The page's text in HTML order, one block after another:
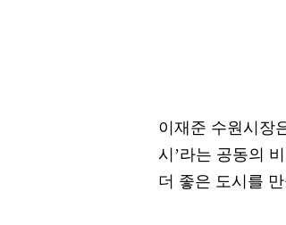
이재준 수원시장
시’라는 공동의
더 좋은 도시를